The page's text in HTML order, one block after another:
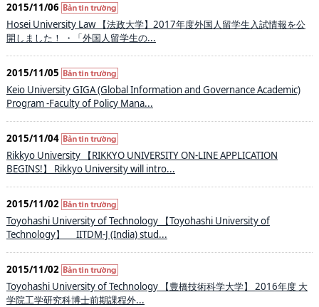
2015/11/06
Hosei University Law 【法政大学】2017年度外国人留学生入試情報を公
開しました！ ・「外国人留学生の...
2015/11/05
Keio University GIGA (Global Information and Governance Academic)
Program -Faculty of Policy Mana...
2015/11/04
Rikkyo University 【RIKKYO UNIVERSITY ON-LINE APPLICATION
BEGINS!】 Rikkyo University will intro...
2015/11/02
Toyohashi University of Technology 【Toyohashi University of
Technology】 IITDM-J (India) stud...
2015/11/02
Toyohashi University of Technology 【豊橋技術科学大学】 2016年度 大
学院工学研究科博士前期課程外...